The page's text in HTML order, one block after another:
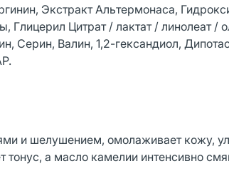
Экстракт Альтермонаса,
Глицерил Цитрат / лактат / линолеат /
Серин, Валин, 1,2-гександиол,
и шелушением, омолаживает кожу,
тонус, а масло камелии интенсивно